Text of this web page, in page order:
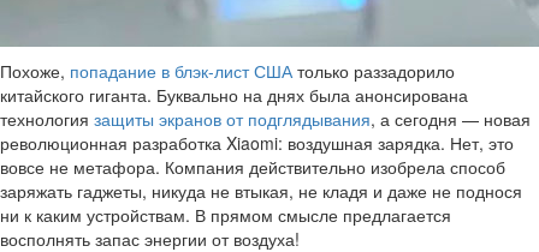
Похоже, попадание в блэк-лист СШАтолько раззадорило
китайского гиганта. Буквально на днях была анонсирована
технология защиты экранов от подглядывания, а сегодня — новая
революционная разработка Xiaomi: воздушная зарядка. Нет, это
вовсе не метафора. Компания действительно изобрела способ
заряжать гаджеты, никуда не втыкая, не кладя и даже не поднося
ни к каким устройствам. В прямом смысле предлагается
восполнять запас энергии от воздуха!